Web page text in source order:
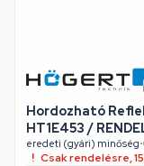
Hordozható
HT1E453 /
eredeti (gyári) minőség•
Csak rendelésre,